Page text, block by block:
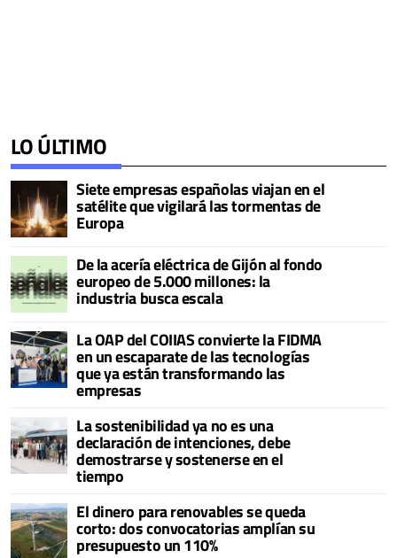
LO ÚLTIMO
Siete empresas españolas viajan en el
satélite que vigilará las tormentas de
Europa
De la acería eléctrica de Gijón al fondo
europeo de 5.000 millones: la
industria busca escala
La OAP del COIIAS convierte la FIDMA
en un escaparate de las tecnologías
que ya están transformando las
empresas
La sostenibilidad ya no es una
declaración de intenciones, debe
demostrarse y sostenerse en el
tiempo
El dinero para renovables se queda
corto: dos convocatorias amplían su
presupuesto un 110%